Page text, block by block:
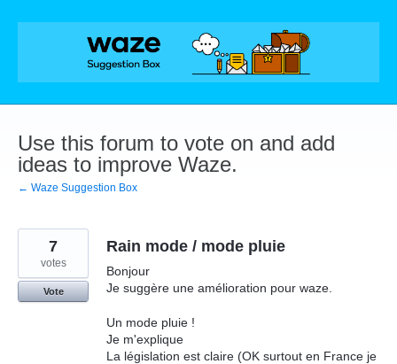
Skip
Use this forum to vote on and add
ideas to improve Waze.
← Waze Suggestion Box
Rain mode / mode pluie
Bonjour
Je suggère une amélioration pour waze.
Un mode pluie !
Je m'explique
La législation est claire (OK surtout en France je
7
votes
Vote